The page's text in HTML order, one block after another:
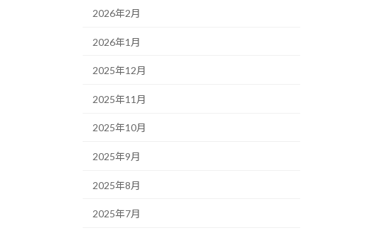
2026年2月
2026年1月
2025年12月
2025年11月
2025年10月
2025年9月
2025年8月
2025年7月